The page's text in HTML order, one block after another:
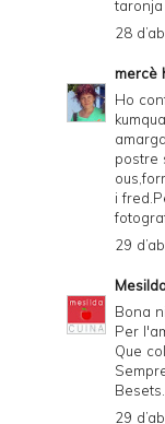
28
mercè
Ho
postre
i
29
Bona
Per
Que
Besets.
29